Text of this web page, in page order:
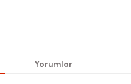
Yorumlar